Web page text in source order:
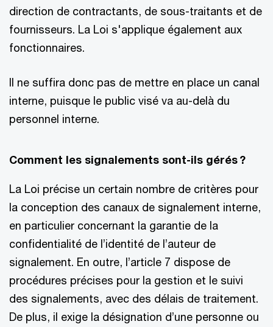
direction de contractants, de sous-traitants et de
fournisseurs. La Loi s'applique également aux
fonctionnaires.
Il ne suffira donc pas de mettre en place un canal
interne, puisque le public visé va au-delà du
personnel interne.
Comment les signalements sont-ils gérés ?
La Loi précise un certain nombre de critères pour
la conception des canaux de signalement interne,
en particulier concernant la garantie de la
confidentialité de l’identité de l’auteur de
signalement. En outre, l’article 7 dispose de
procédures précises pour la gestion et le suivi
des signalements, avec des délais de traitement.
De plus, il exige la désignation d’une personne ou